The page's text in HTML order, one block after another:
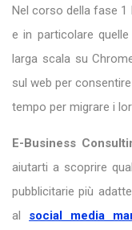
Nel corso della fase 1
e in particolare
larga scala su
sul web per
tempo per migrare i
E-Business
aiutarti a scoprire
pubblicitarie più
al social media